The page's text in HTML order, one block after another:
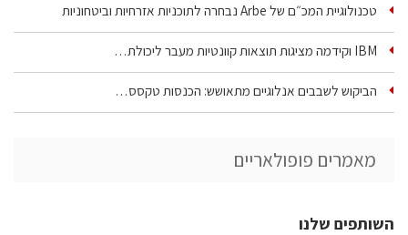
טכנולוגיית המכ״ם של Arbe נבחרה לתוכניות אזרחיות וביטחוניות
IBM וקידמה מציגות תוצאות קוונטיות מעבר ליכולת…
הביקוש לשבבים אנלוגיים מתאושש: הכנסות טקסס…
מאמרים פופולאריים
השותפים שלנו